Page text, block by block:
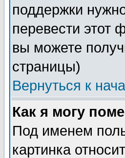
поддержки
перевести
вы можете
страницы)
Вернуться к
Как я могу
Под именем
картинка